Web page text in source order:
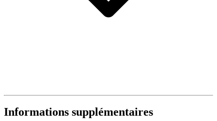
Informations supplémentaires